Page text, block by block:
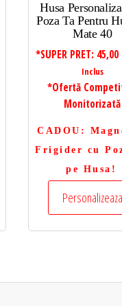
Husa
Poza Ta Pentru
Mate 40
*SUPER PRET: 45,00
Inclus
*Ofertă
Monitorizată
CADOU :
Frigider cu
pe Husa!
Personalizeaza